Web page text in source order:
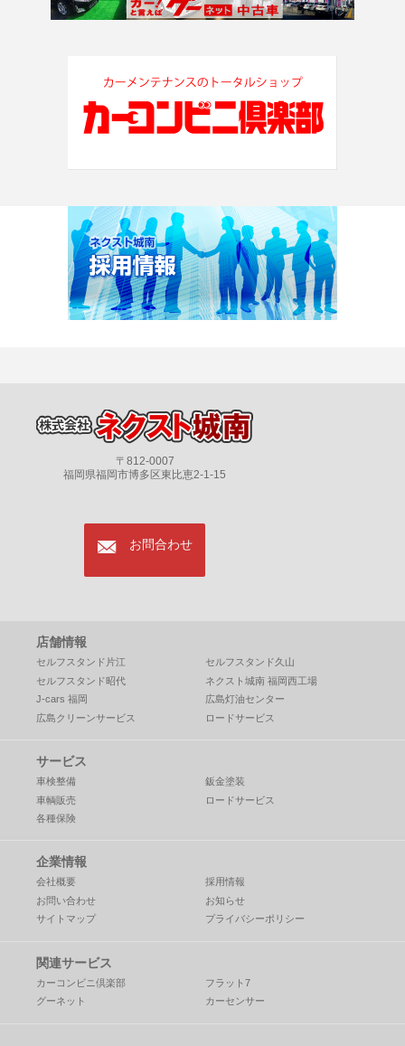
〒812-0007
福岡県福岡市博多区東比恵2-1-15
mail お問合わせ
店舗情報
セルフスタンド片江
セルフスタンド久山
セルフスタンド昭代
ネクスト城南 福岡西工場
J-cars 福岡
広島灯油センター
広島クリーンサービス
ロードサービス
サービス
車検整備
鈑金塗装
車輌販売
ロードサービス
各種保険
企業情報
会社概要
採用情報
お問い合わせ
お知らせ
サイトマップ
プライバシーポリシー
関連サービス
カーコンビニ倶楽部
フラット7
グーネット
カーセンサー